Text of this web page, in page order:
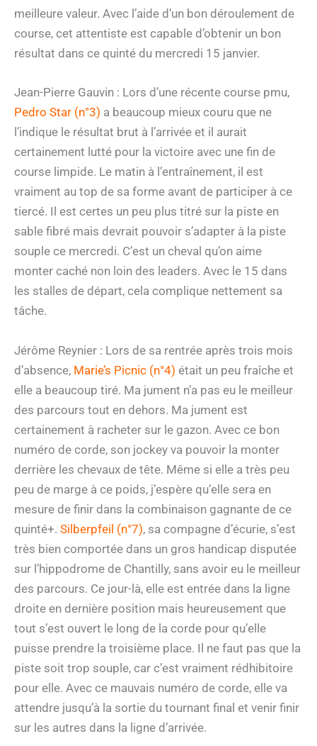
meilleure valeur. Avec l’aide d’un bon déroulement de
course, cet attentiste est capable d’obtenir un bon
résultat dans ce quinté du mercredi 15 janvier.
Jean-Pierre Gauvin : Lors d’une récente course pmu,
Pedro Star (n°3) a beaucoup mieux couru que ne
l’indique le résultat brut à l’arrivée et il aurait
certainement lutté pour la victoire avec une fin de
course limpide. Le matin à l’entraînement, il est
vraiment au top de sa forme avant de participer à ce
tiercé. Il est certes un peu plus titré sur la piste en
sable fibré mais devrait pouvoir s’adapter à la piste
souple ce mercredi. C’est un cheval qu’on aime
monter caché non loin des leaders. Avec le 15 dans
les stalles de départ, cela complique nettement sa
tâche.
Jérôme Reynier : Lors de sa rentrée après trois mois
d’absence, Marie’s Picnic (n°4) était un peu fraîche et
elle a beaucoup tiré. Ma jument n’a pas eu le meilleur
des parcours tout en dehors. Ma jument est
certainement à racheter sur le gazon. Avec ce bon
numéro de corde, son jockey va pouvoir la monter
derrière les chevaux de tête. Même si elle a très peu
peu de marge à ce poids, j’espère qu’elle sera en
mesure de finir dans la combinaison gagnante de ce
quinté+. Silberpfeil (n°7), sa compagne d’écurie, s’est
très bien comportée dans un gros handicap disputée
sur l’hippodrome de Chantilly, sans avoir eu le meilleur
des parcours. Ce jour-là, elle est entrée dans la ligne
droite en dernière position mais heureusement que
tout s’est ouvert le long de la corde pour qu’elle
puisse prendre la troisième place. Il ne faut pas que la
piste soit trop souple, car c’est vraiment rédhibitoire
pour elle. Avec ce mauvais numéro de corde, elle va
attendre jusqu’à la sortie du tournant final et venir finir
sur les autres dans la ligne d’arrivée.